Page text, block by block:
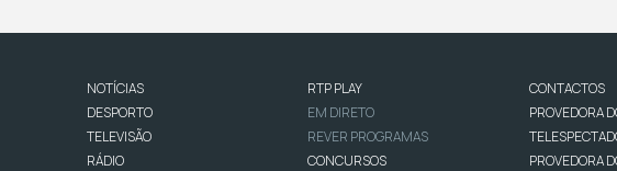
NOTÍCIAS
DESPORTO
TELEVISÃO
RÁDIO
RTP PLAY
EM DIRETO
REVER PROGRAMAS
CONCURSOS
CONTACTOS
PROVEDORA
PROVEDORA